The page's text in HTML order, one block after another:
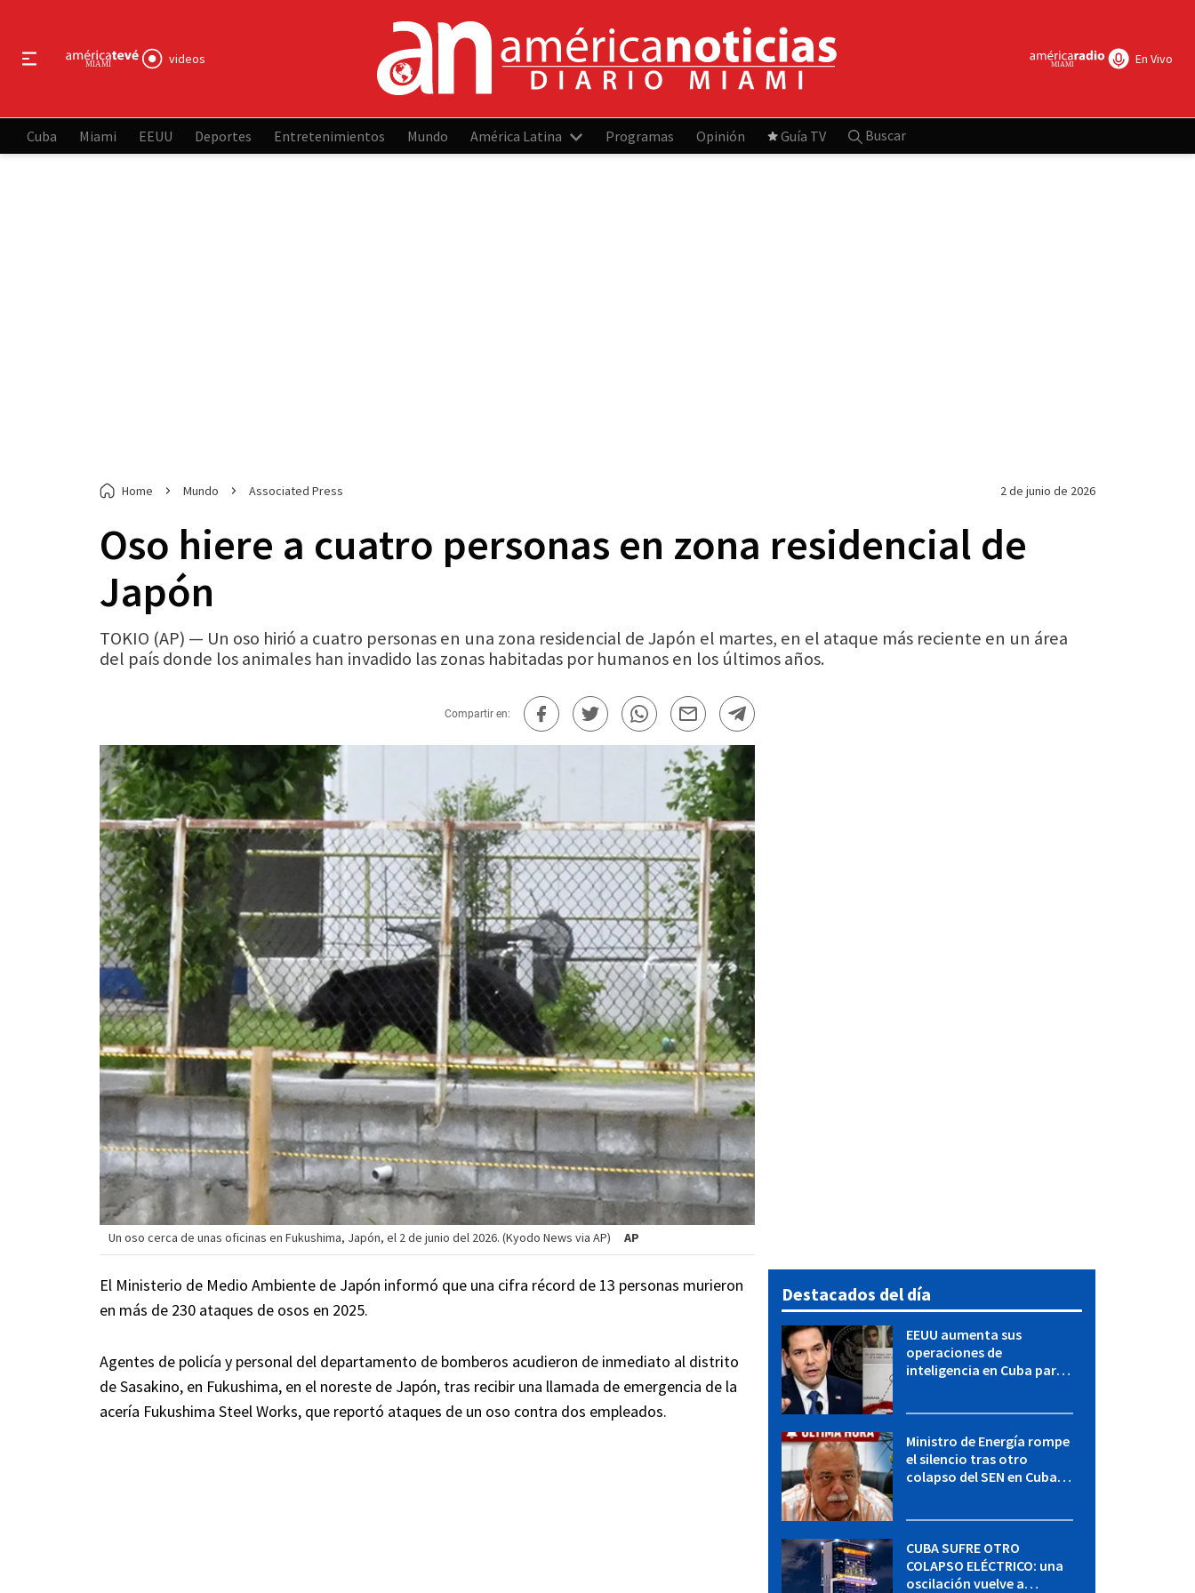
videos En Vivo
Cuba Miami EEUU Deportes Entretenimientos Mundo América Latina Programas Opinión Guía TV Buscar
Home Mundo Associated Press 2 de junio de 2026
Oso hiere a cuatro personas en zona residencial de
Japón
TOKIO (AP) — Un oso hirió a cuatro personas en una zona residencial de Japón el martes, en el ataque más reciente en un área
del país donde los animales han invadido las zonas habitadas por humanos en los últimos años.
Compartir en:
Un oso cerca de unas oficinas en Fukushima, Japón, el 2 de junio del 2026. (Kyodo News via AP) AP
El Ministerio de Medio Ambiente de Japón informó que una cifra récord de 13 personas murieron
en más de 230 ataques de osos en 2025.
Agentes de policía y personal del departamento de bomberos acudieron de inmediato al distrito
de Sasakino, en Fukushima, en el noreste de Japón, tras recibir una llamada de emergencia de la
acería Fukushima Steel Works, que reportó ataques de un oso contra dos empleados.
Destacados del día
EEUU aumenta sus
operaciones de
inteligencia en Cuba para
Ministro de Energía rompe
el silencio tras otro
colapso del SEN en Cuba:
CUBA SUFRE OTRO
COLAPSO ELÉCTRICO: una
oscilación vuelve a